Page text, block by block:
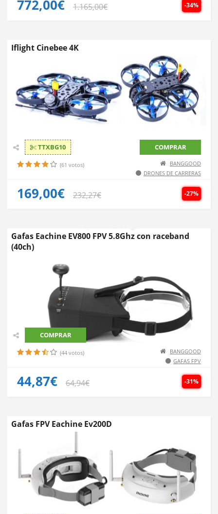
-34%
772,00€ 1.165,00€
Iflight Cinebee 4K
TTXBG10 COMPRAR
(61 votos)
BANGGOOD
DRONES DE CARRERAS
-27%
169,00€ 232,27€
Gafas Eachine EV800 FPV 5.8Ghz con raceband
(40ch)
COMPRAR
(44 votos)
BANGGOOD
GAFAS FPV
-31%
44,87€ 64,94€
Gafas FPV Eachine Ev200D